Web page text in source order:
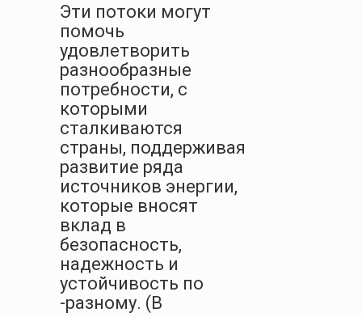
Эти потоки могут
помочь
удовлетворить
разнообразные
потребности, с
которыми
сталкиваются
страны, поддерживая
развитие ряда
источников энергии,
которые вносят
вклад в
безопасность,
надежность и
устойчивость по
-разному. (В